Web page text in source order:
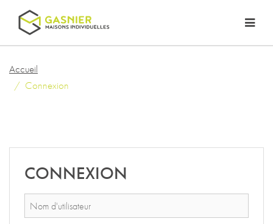
Accueil
Connexion
CONNEXION